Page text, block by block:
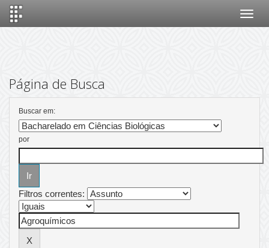
Página de Busca
Buscar em:
por
Filtros correntes: